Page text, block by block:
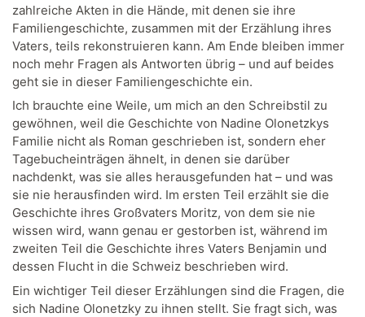
zahlreiche Akten in die Hände, mit denen sie ihre
Familiengeschichte, zusammen mit der Erzählung ihres
Vaters, teils rekonstruieren kann. Am Ende bleiben immer
noch mehr Fragen als Antworten übrig – und auf beides
geht sie in dieser Familiengeschichte ein.
Ich brauchte eine Weile, um mich an den Schreibstil zu
gewöhnen, weil die Geschichte von Nadine Olonetzkys
Familie nicht als Roman geschrieben ist, sondern eher
Tagebucheinträgen ähnelt, in denen sie darüber
nachdenkt, was sie alles herausgefunden hat – und was
sie nie herausfinden wird. Im ersten Teil erzählt sie die
Geschichte ihres Großvaters Moritz, von dem sie nie
wissen wird, wann genau er gestorben ist, während im
zweiten Teil die Geschichte ihres Vaters Benjamin und
dessen Flucht in die Schweiz beschrieben wird.
Ein wichtiger Teil dieser Erzählungen sind die Fragen, die
sich Nadine Olonetzky zu ihnen stellt. Sie fragt sich, was